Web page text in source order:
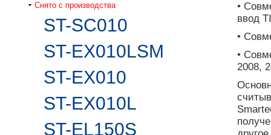
Снято с производства
ST-SC010
ST-EX010LSM
ST-EX010
ST-EX010L
ST-EL150S
•
ввод
•
•
2008,